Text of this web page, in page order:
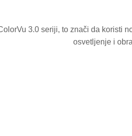
3.0 seriji, to znači da koristi
osvetljenje i